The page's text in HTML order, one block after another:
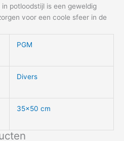
potloodstijl is een geweldig
voor een coole sfeer in de
PGM
Divers
35×50 cm